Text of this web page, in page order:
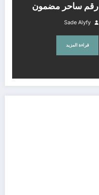
رقم ساحر مضمون
Sade Alyfy
قراءة المزيد